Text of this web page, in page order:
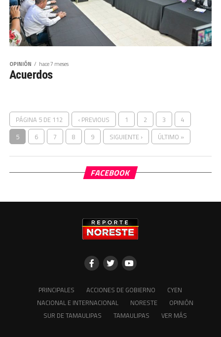
OPINIÓN hace 7 meses
Acuerdos
PÁGINA 5 DE 112 ‹ PREVIOUS 1 2 3
4
5
6 7 8 9 SIGUIENTE › ÚLTIMO »
FACEBOOK
PRINCIPALES ACCIONES DE GOBIERNO
CYEN
NACIONAL E INTERNACIONAL
NORESTE
OPINIÓN
SUR DE TAMAULIPAS
TAMAULIPAS VER MÁS